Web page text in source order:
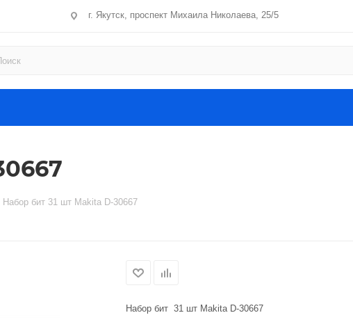
г. Якутск, проспект Михаила Николаева, 25/5
Набор бит 31 шт Makita D-30667
Набор бит 31 шт Makita D-30667